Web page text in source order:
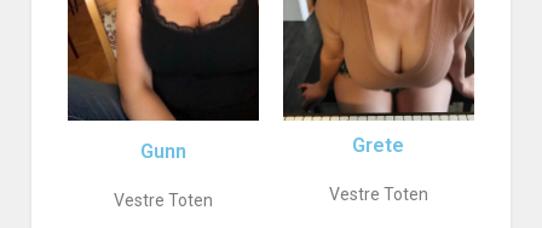
Gunn
Vestre Toten
Grete
Vestre Toten